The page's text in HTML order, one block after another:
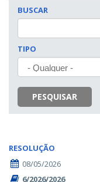
BUSCAR
TIPO
PESQUISAR
RESOLUÇÃO
08/05/2026
6/2026/2026